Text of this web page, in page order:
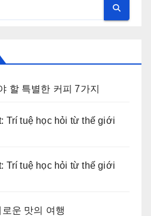
할 특별한 커피 7가지
Trí tuệ học hỏi từ thế giới
Trí tuệ học hỏi từ thế giới
운 맛의 여행